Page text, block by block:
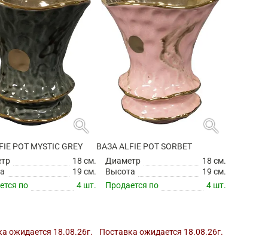
search
POT MYSTIC GREY
18 см.
19 см.
по
4 шт.
ожидается 18.08.26г.
search
ВАЗА ALFIE POT SORBET
Диаметр
18 см.
Высота
19 см.
Продается по
4 шт.
Поставка ожидается 18.08.26г.